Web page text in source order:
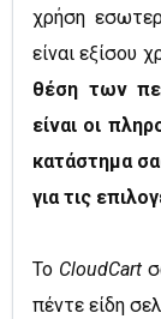
χρήση
είναι εξίσου
θέση των
είναι οι
κατάστημα
για τις
Το CloudCart
πέντε είδη